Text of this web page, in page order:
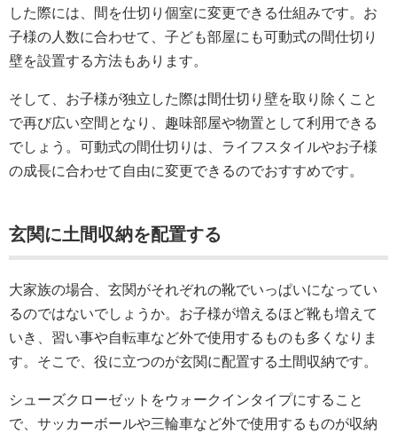
した際には、間を仕切り個室に変更できる仕組みです。お
子様の人数に合わせて、子ども部屋にも可動式の間仕切り
壁を設置する方法もあります。
そして、お子様が独立した際は間仕切り壁を取り除くこと
で再び広い空間となり、趣味部屋や物置として利用できる
でしょう。可動式の間仕切りは、ライフスタイルやお子様
の成長に合わせて自由に変更できるのでおすすめです。
玄関に土間収納を配置する
大家族の場合、玄関がそれぞれの靴でいっぱいになってい
るのではないでしょうか。お子様が増えるほど靴も増えて
いき、習い事や自転車など外で使用するものも多くなりま
す。そこで、役に立つのが玄関に配置する土間収納です。
シューズクローゼットをウォークインタイプにすること
で、サッカーボールや三輪車など外で使用するものが収納